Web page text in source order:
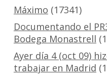
Máximo (17341)
Documentando el
Bodega Monastrell
Ayer día 4 (oct 09)
trabajar en Madrid